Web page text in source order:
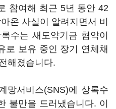
참여해 최근 5년 동안 42
온 사실이 알려지면서 비
수는 새도약기금 협약이
로 보유 중인 장기 연체채
해졌습니다.
망서비스(SNS)에 상록수
불만을 드러냈습니다. 이